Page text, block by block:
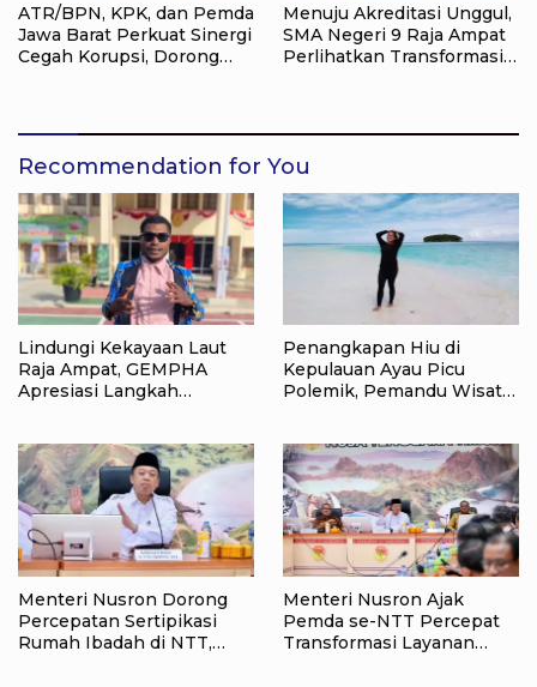
ATR/BPN, KPK, dan Pemda
Jawa Barat Perkuat Sinergi
Cegah Korupsi, Dorong
Menuju Akreditasi Unggul,
SMA Negeri 9 Raja Ampat
Perlihatkan Transformasi
Recommendation for You
Lindungi Kekayaan Laut
Raja Ampat, GEMPHA
Apresiasi Langkah
Penangkapan Hiu di
Kepulauan Ayau Picu
Polemik, Pemandu Wisata:
Menteri Nusron Dorong
Percepatan Sertipikasi
Rumah Ibadah di NTT,
Menteri Nusron Ajak
Pemda se-NTT Percepat
Transformasi Layanan